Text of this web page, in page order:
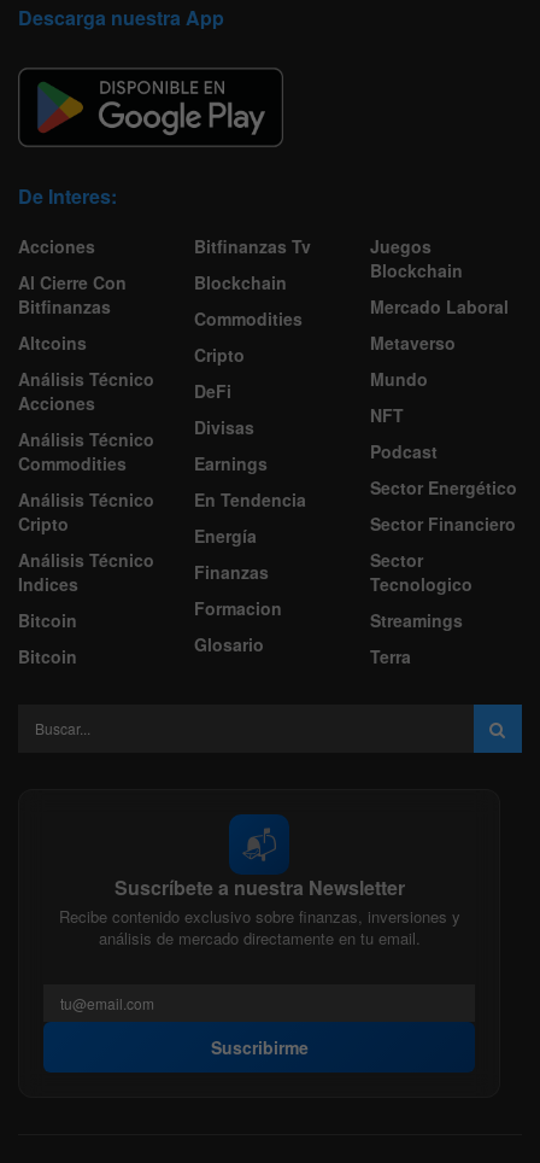
Descarga nuestra App
De Interes:
Acciones
Al Cierre Con
Bitfinanzas
Altcoins
Análisis Técnico
Acciones
Análisis Técnico
Commodities
Análisis Técnico
Cripto
Análisis Técnico
Indices
Bitcoin
Bitcoin
Bitfinanzas Tv
Blockchain
Commodities
Cripto
DeFi
Divisas
Earnings
En Tendencia
Energía
Finanzas
Formacion
Glosario
Juegos
Blockchain
Mercado Laboral
Metaverso
Mundo
NFT
Podcast
Sector Energético
Sector Financiero
Sector
Tecnologico
Streamings
Terra
📬
Suscríbete a nuestra Newsletter
Recibe contenido exclusivo sobre finanzas, inversiones y
análisis de mercado directamente en tu email.
Suscribirme